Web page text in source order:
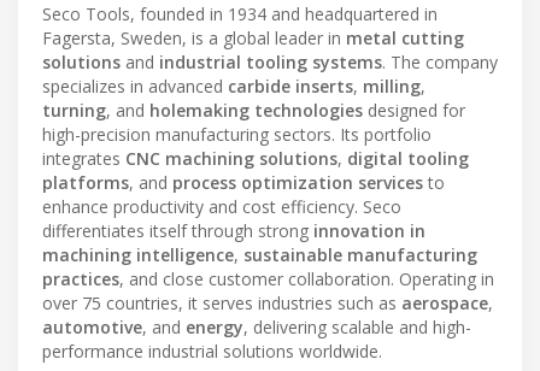
Seco Tools, founded in 1934 and headquartered in
Fagersta, Sweden, is a global leader in metal cutting
solutions and industrial tooling systems. The company
specializes in advanced carbide inserts, milling,
turning, and holemaking technologies designed for
high-precision manufacturing sectors. Its portfolio
integrates CNC machining solutions, digital tooling
platforms, and process optimization servicesto
enhance productivity and cost efficiency. Seco
differentiates itself through strong innovation in
machining intelligence, sustainable manufacturing
practices, and close customer collaboration. Operating in
over 75 countries, it serves industries such as aerospace,
automotive, and energy, delivering scalable and high-
performance industrial solutions worldwide.